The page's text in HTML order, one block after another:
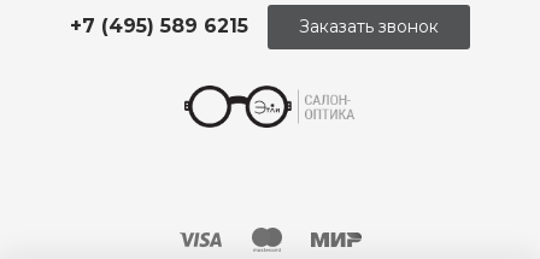
+7 (495) 589 6215 Заказать звонок